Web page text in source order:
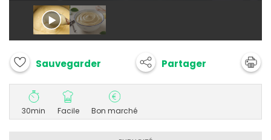
Sauvegarder Partager
30min Facile Bon marché